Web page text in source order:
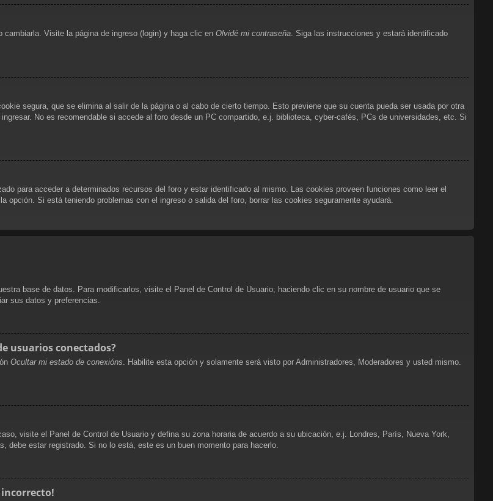
Visite la página de ingreso (login) y haga clic en Olvidé mi contraseña. Siga las instrucciones y estará identificado
segura, que se elimina al salir de la página o al cabo de cierto tiempo. Esto previene que su cuenta pueda ser usada por otra
No es recomendable si accede al foro desde un PC compartido, e.j. biblioteca, cyber-cafés, PCs de universidades, etc. Si
para acceder a determinados recursos del foro y estar identificado al mismo. Las cookies proveen funciones como leer el
Si está teniendo problemas con el ingreso o salida del foro, borrar las cookies seguramente ayudará.
base de datos. Para modificarlos, visite el Panel de Control de Usuario; haciendo clic en su nombre de usuario que se
sus datos y preferencias.
usuarios conectados?
Ocultar mi estado de conexións . Habilite esta opción y solamente será visto por Administradores, Moderadores y usted mismo.
visite el Panel de Control de Usuario y defina su zona horaria de acuerdo a su ubicación, e.j. Londres, París, Nueva York,
debe estar registrado. Si no lo está, este es un buen momento para hacerlo.